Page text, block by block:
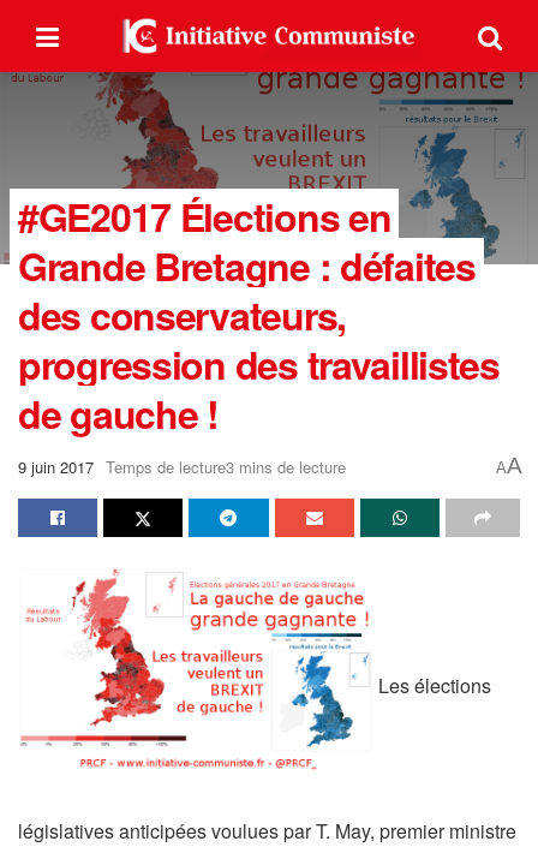
#GE2017 Élections en
Grande Bretagne : défaites
des conservateurs,
progression des travaillistes
de gauche !
9 juin 2017 Temps de lecture3 mins de lecture AA
Les élections
législatives anticipées voulues par T. May, premier ministre